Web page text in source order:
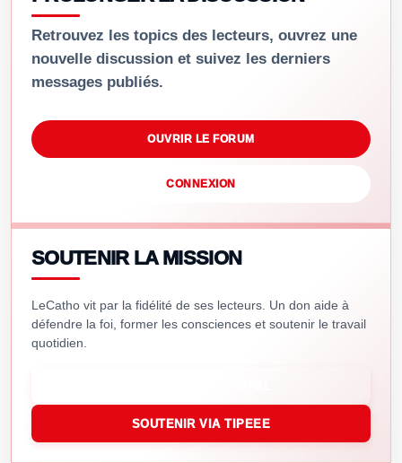
Retrouvez les topics des lecteurs, ouvrez une
nouvelle discussion et suivez les derniers
messages publiés.
OUVRIR LE FORUM
CONNEXION
SOUTENIR LA MISSION
LeCatho vit par la fidélité de ses lecteurs. Un don aide à
défendre la foi, former les consciences et soutenir le travail
quotidien.
SOUTENIR VIA TIPEEE